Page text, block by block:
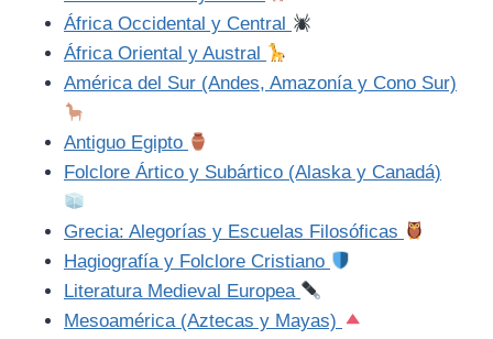
África Occidental y Central
África Oriental y Austral
América del Sur (Andes, Amazonía y Cono Sur)
Antiguo Egipto
Folclore Ártico y Subártico (Alaska y Canadá)
Grecia: Alegorías y Escuelas Filosóficas
Hagiografía y Folclore Cristiano
Literatura Medieval Europea
Mesoamérica (Aztecas y Mayas)